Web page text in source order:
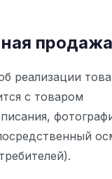
продажа
реализации
с товаром